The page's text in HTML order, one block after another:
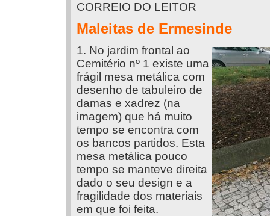
CORREIO DO LEITOR
Maleitas de Ermesinde
1. No jardim frontal ao
Cemitério nº 1 existe uma
frágil mesa metálica com
desenho de tabuleiro de
damas e xadrez (na
imagem) que há muito
tempo se encontra com
os bancos partidos. Esta
mesa metálica pouco
tempo se manteve direita
dado o seu design e a
fragilidade dos materiais
em que foi feita.